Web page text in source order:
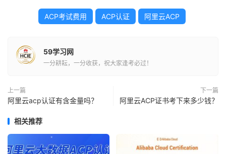
ACP考试费用 ACP认证 阿里云ACP
59学习网
一分耕耘，一分收获，祝大家逢考必过！
上一篇
阿里云acp认证有含金量吗？
下一篇
阿里云ACP证书考下来多少钱？
相关推荐